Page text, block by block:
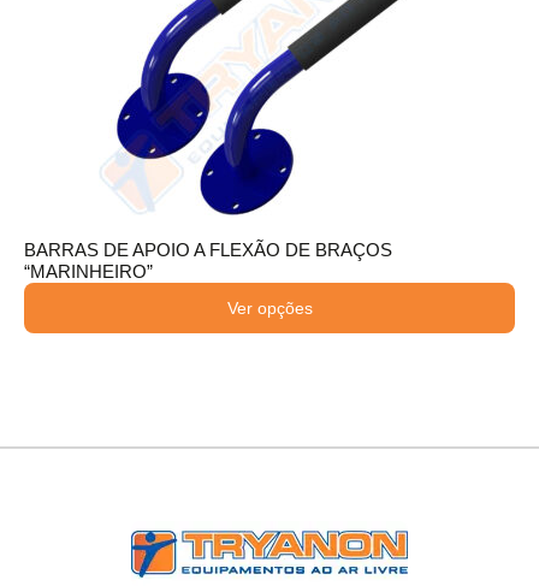
BARRAS DE APOIO A FLEXÃO DE BRAÇOS
“MARINHEIRO”
Ver opções